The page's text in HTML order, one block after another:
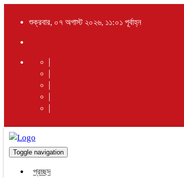
শুক্রবার, ০৭ অগাস্ট ২০২৬, ১১:০১ পূর্বাহ্ন
Toggle navigation
প্রচ্ছদ